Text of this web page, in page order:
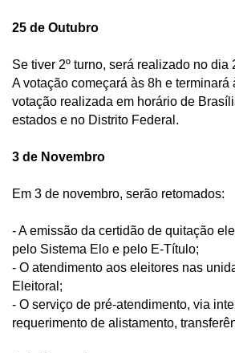
25 de Outubro
Se tiver 2º turno, será realizado no dia
A votação começará às 8h e terminará
votação realizada em horário de
estados e no Distrito Federal.
3 de Novembro
Em 3 de novembro, serão retomados:
- A emissão da certidão de quitação
pelo Sistema Elo e pelo E-Título;
- O atendimento aos eleitores nas
Eleitoral;
- O serviço de pré-atendimento, via
requerimento de alistamento,